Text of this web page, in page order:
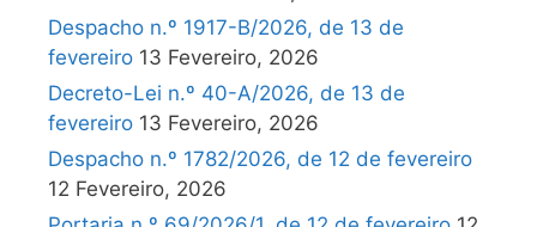
Despacho n.º 1917-B/2026, de 13 de
fevereiro 13 Fevereiro, 2026
Decreto-Lei n.º 40-A/2026, de 13 de
fevereiro 13 Fevereiro, 2026
Despacho n.º 1782/2026, de 12 de fevereiro
12 Fevereiro, 2026